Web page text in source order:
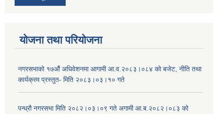
योजना तथा परियोजना
नगरसभाको १७औं अधिवेशनमा आगामी आ.व.२०८३।०८४ को बजेट, नीति तथा
कार्यक्रम प्रस्तुत- मिति २०८३।०३।१० गते
पन्ध्रौ नगरसभा मिति २०८२।०३।०९ गते अगामी आ.ब.२०८२।०८३ को